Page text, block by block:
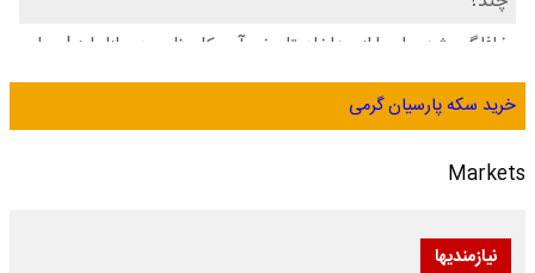
خرید سکه پارسیان گرمی
Markets
نیازمندیها